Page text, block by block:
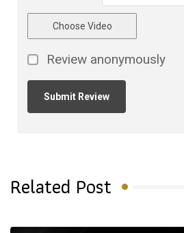
Choose Video
Review anonymously
Related Post